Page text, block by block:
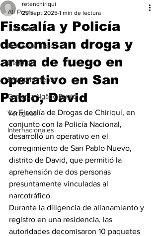
All Posts
Judiciales
Bocas del Toro
Deportes
Entretenimiento
Comarca Ngäbe-Buglé
Veraguas
Internacionales
Fiscalía y Policía
decomisan droga y
arma de fuego en
operativo en San
Pablo, David
retenchiriqui
29 sept 2025 1 min de lectura
La Fiscalía de Drogas de Chiriquí, en
conjunto con la Policía Nacional,
desarrolló un operativo en el
corregimiento de San Pablo Nuevo,
distrito de David, que permitió la
aprehensión de dos personas
presuntamente vinculadas al
narcotráfico.
Durante la diligencia de allanamiento y
registro en una residencia, las
autoridades decomisaron 10 paquetes